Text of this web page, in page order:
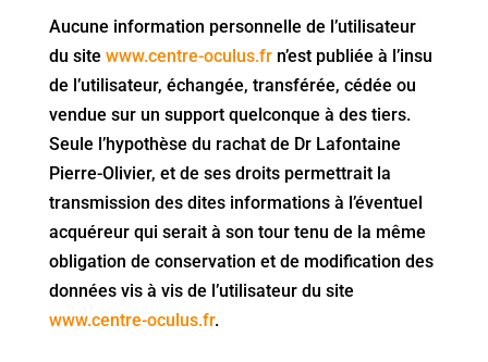
Aucune information personnelle de l’utilisateur
du site www.centre-oculus.frn’est publiée à l’insu
de l’utilisateur, échangée, transférée, cédée ou
vendue sur un support quelconque à des tiers.
Seule l’hypothèse du rachat de Dr Lafontaine
Pierre-Olivier, et de ses droits permettrait la
transmission des dites informations à l’éventuel
acquéreur qui serait à son tour tenu de la même
obligation de conservation et de modification des
données vis à vis de l’utilisateur du site
www.centre-oculus.fr.